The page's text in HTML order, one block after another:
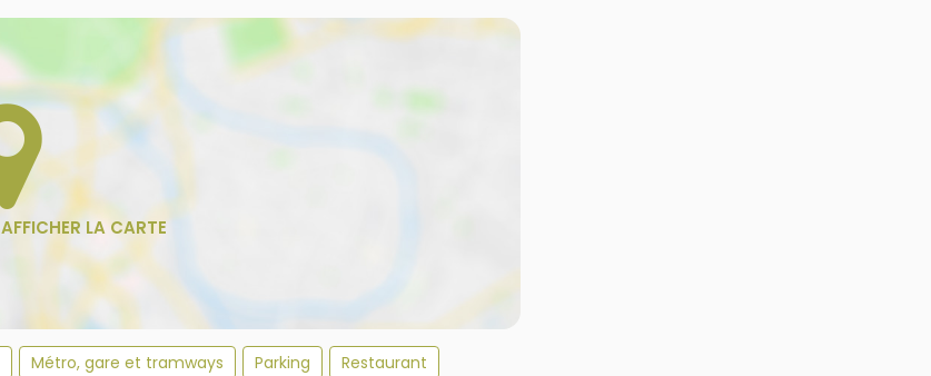
Métro, gare et tramways Parking
Restaurant